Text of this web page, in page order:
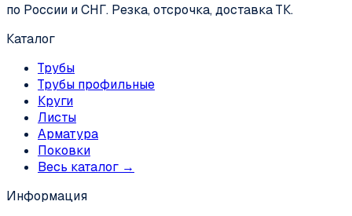
по России и СНГ. Резка, отсрочка, доставка ТК.
Каталог
Трубы
Трубы профильные
Круги
Листы
Арматура
Поковки
Весь каталог →
Информация